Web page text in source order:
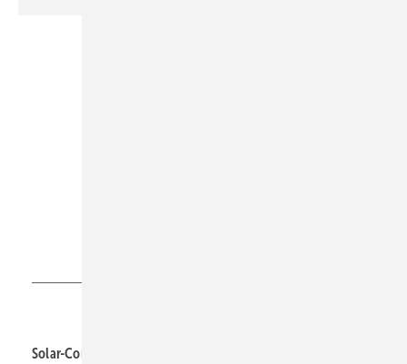
Solar-Computer, 5.1-A52: